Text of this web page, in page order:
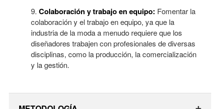
Colaboración y trabajo en equipo: Fomentar la
colaboración y el trabajo en equipo, ya que la
industria de la moda a menudo requiere que los
diseñadores trabajen con profesionales de diversas
disciplinas, como la producción, la comercialización
y la gestión.